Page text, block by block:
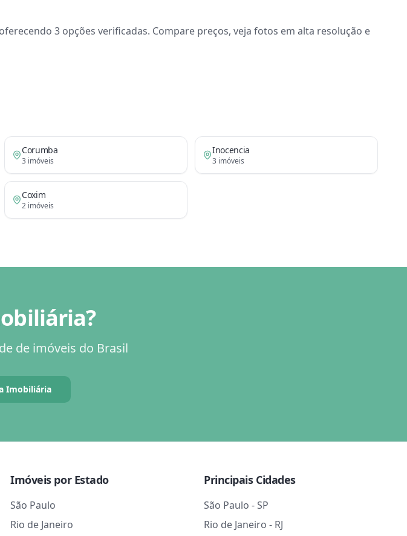
3 opções verificadas. Compare preços, veja fotos em alta resolução e
Corumba
3 imóveis
Inocencia
3 imóveis
Coxim
2 imóveis
de imóveis do Brasil
Imobiliária
Imóveis por Estado
São Paulo
Rio de Janeiro
Principais Cidades
São Paulo - SP
Rio de Janeiro - RJ